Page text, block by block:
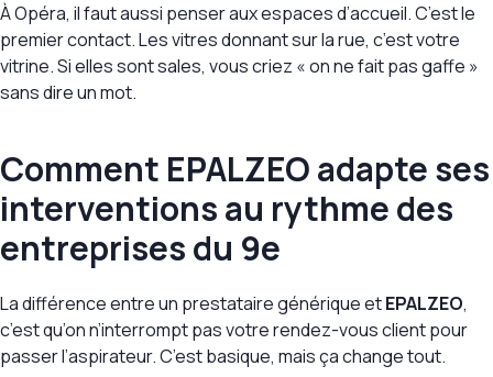
À Opéra, il faut aussi penser aux espaces d’accueil. C’est le
premier contact. Les vitres donnant sur la rue, c’est votre
vitrine. Si elles sont sales, vous criez « on ne fait pas gaffe »
sans dire un mot.
Comment EPALZEO adapte ses
interventions au rythme des
entreprises du 9e
La différence entre un prestataire générique etEPALZEO,
c’est qu’on n’interrompt pas votre rendez-vous client pour
passer l’aspirateur. C’est basique, mais ça change tout.